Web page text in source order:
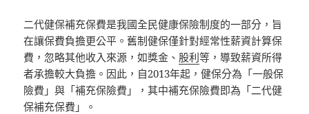
二代健保補充保費是我國全民健康保險制度的一部分，旨
在讓保費負擔更公平。舊制健保僅針對經常性薪資計算保
費，忽略其他收入來源，如獎金、 股利等，導致薪資所得
者承擔較大負擔。因此，自2013年起，健保分為「一般保
險費」與「補充保險費」，其中補充保險費即為「二代健
保補充保費」。